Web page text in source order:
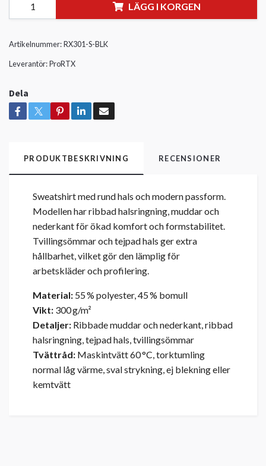
LÄGG I KORGEN
Artikelnummer:RX301-S-BLK
Leverantör:ProRTX
Dela
PRODUKTBESKRIVNING RECENSIONER
Sweatshirt med rund hals och modern passform.
Modellen har ribbad halsringning, muddar och
nederkant för ökad komfort och formstabilitet.
Tvillingsömmar och tejpad hals ger extra
hållbarhet, vilket gör den lämplig för
arbetskläder och profilering.
Material: 55 % polyester, 45 % bomull
Vikt: 300 g/m²
Detaljer: Ribbade muddar och nederkant, ribbad
halsringning, tejpad hals, tvillingsömmar
Tvättråd: Maskintvätt 60 °C, torktumling
normal låg värme, sval strykning, ej blekning eller
kemtvätt